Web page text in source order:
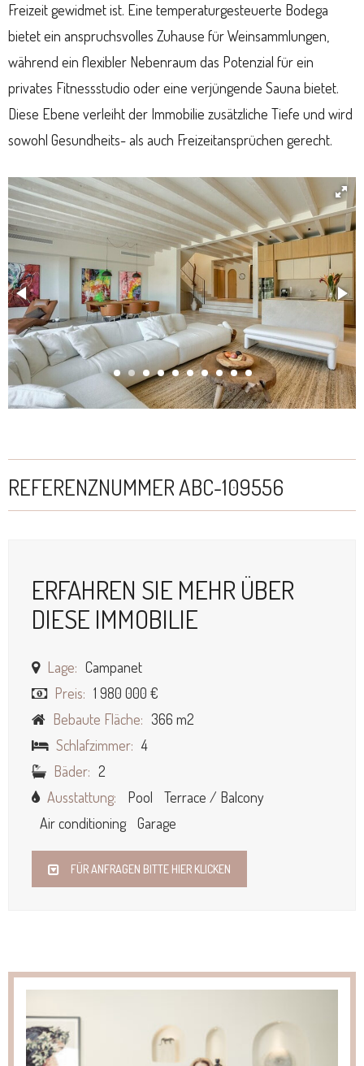
Freizeit gewidmet ist. Eine temperaturgesteuerte Bodega
bietet ein anspruchsvolles Zuhause für Weinsammlungen,
während ein flexibler Nebenraum das Potenzial für ein
privates Fitnessstudio oder eine verjüngende Sauna bietet.
Diese Ebene verleiht der Immobilie zusätzliche Tiefe und wird
sowohl Gesundheits- als auch Freizeitansprüchen gerecht.
REFERENZNUMMER ABC-109556
ERFAHREN SIE MEHR ÜBER
DIESE IMMOBILIE
Lage: Campanet
Preis: 1 980 000 €
Bebaute Fläche: 366 m2
Schlafzimmer: 4
Bäder: 2
Ausstattung:
Pool
Terrace / Balcony
Air conditioning
Garage
FÜR ANFRAGEN BITTE HIER KLICKEN